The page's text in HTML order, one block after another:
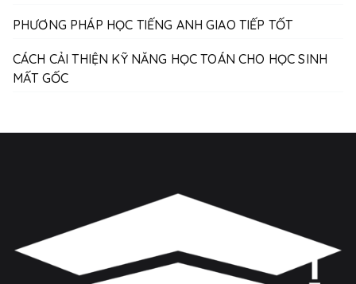
PHƯƠNG PHÁP HỌC TIẾNG ANH GIAO TIẾP TỐT
CÁCH CẢI THIỆN KỸ NĂNG HỌC TOÁN CHO HỌC SINH
MẤT GỐC